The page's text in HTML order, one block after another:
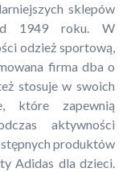
sklepów
1949 roku. W
odzież sportową,
firma dba o
stosuje w swoich
które zapewnią
aktywności
produktów
Adidas dla dzieci.